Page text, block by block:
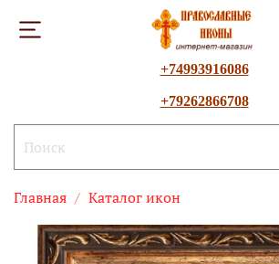
+74993916086
+79262866708
Главная Каталог икон